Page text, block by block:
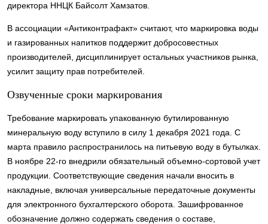
директора ННЦК Байсолт Хамзатов.
В ассоциации «Антиконтрафакт» считают, что маркировка воды
и газированных напитков поддержит добросовестных
производителей, дисциплинирует остальных участников рынка,
усилит защиту прав потребителей.
Озвученные сроки маркирования
Требование маркировать упакованную бутилированную
минеральную воду вступило в силу 1 декабря 2021 года. С
марта правило распространилось на питьевую воду в бутылках.
В ноябре 22-го внедрили обязательный объемно-сортовой учет
продукции. Соответствующие сведения начали вносить в
накладные, включая универсальные передаточные документы
для электронного бухгалтерского оборота. Зашифрованное
обозначение должно содержать сведения о составе,